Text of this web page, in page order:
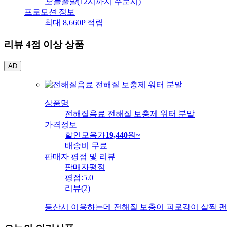
프로모션 정보
최대 8,660P 적립
리뷰 4점 이상 상품
AD
상품명
전해질음료 전해질 보충제 워터 분말
가격정보
할인모음가19,440원~
배송비
무료
판매자 평점 및 리뷰
판매자평점
평점:5.0
리뷰(2)
등산시 이용하는데 전해질 보충이 피로감이 살짝